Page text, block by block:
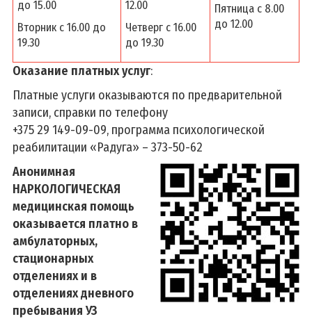
до 15.00
Вторник с 16.00 до
19.30
12.00
Четверг с 16.00
до 19.30
Пятница с 8.00
до 12.00
Оказание платных услуг:
Платные услуги оказываются по предварительной
записи, справки по телефону
+375 29 149-09-09, программа психологической
реабилитации «Радуга» – 373-50-62
Анонимная
НАРКОЛОГИЧЕСКАЯ
медицинская помощь
оказывается платно в
амбулаторных,
стационарных
отделениях и в
отделениях дневного
пребывания УЗ